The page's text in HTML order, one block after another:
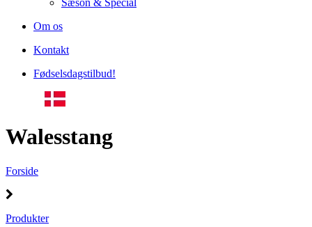
Sæson & Special
Om os
Kontakt
Fødselsdagstilbud!
Walesstang
Forside
Produkter